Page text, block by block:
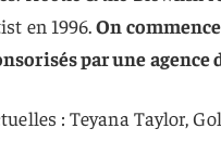
en 1996.On
par une agence
: Teyana Taylor,